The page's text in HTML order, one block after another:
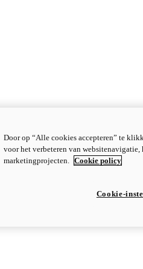
Door op “Alle cookies accepteren” te
voor het verbeteren van
marketingprojecten. Cookie policy
Cookie-